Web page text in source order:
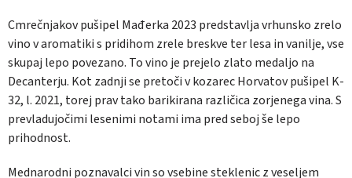
Cmrečnjakov pušipel Mađerka 2023 predstavlja vrhunsko zrelo
vino v aromatiki s pridihom zrele breskve ter lesa in vanilje, vse
skupaj lepo povezano. To vino je prejelo zlato medaljo na
Decanterju. Kot zadnji se pretoči v kozarec Horvatov pušipel K-
32, l. 2021, torej prav tako barikirana različica zorjenega vina. S
prevladujočimi lesenimi notami ima pred seboj še lepo
prihodnost.
Mednarodni poznavalci vin so vsebine steklenic z veseljem